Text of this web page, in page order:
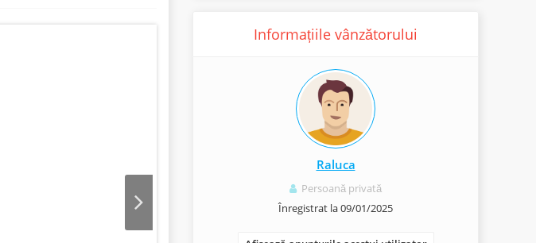
Informațiile vânzătorului
Raluca
Persoană privată
Înregistrat la 09/01/2025